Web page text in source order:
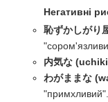
Негативні
恥ずかしがり
内気な
わがままな
"примхливий".